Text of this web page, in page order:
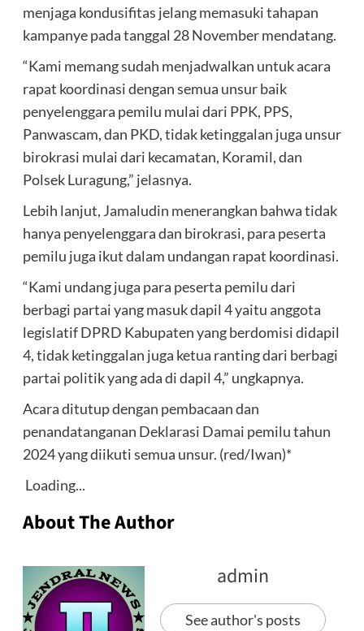
menjaga kondusifitas jelang memasuki tahapan
kampanye pada tanggal 28 November mendatang.
“Kami memang sudah menjadwalkan untuk acara
rapat koordinasi dengan semua unsur baik
penyelenggara pemilu mulai dari PPK, PPS,
Panwascam, dan PKD, tidak ketinggalan juga unsur
birokrasi mulai dari kecamatan, Koramil, dan
Polsek Luragung,” jelasnya.
Lebih lanjut, Jamaludin menerangkan bahwa tidak
hanya penyelenggara dan birokrasi, para peserta
pemilu juga ikut dalam undangan rapat koordinasi.
“Kami undang juga para peserta pemilu dari
berbagi partai yang masuk dapil 4 yaitu anggota
legislatif DPRD Kabupaten yang berdomisi didapil
4, tidak ketinggalan juga ketua ranting dari berbagi
partai politik yang ada di dapil 4,” ungkapnya.
Acara ditutup dengan pembacaan dan
penandatanganan Deklarasi Damai pemilu tahun
2024 yang diikuti semua unsur. (red/Iwan)*
Loading...
About The Author
admin
See author's posts